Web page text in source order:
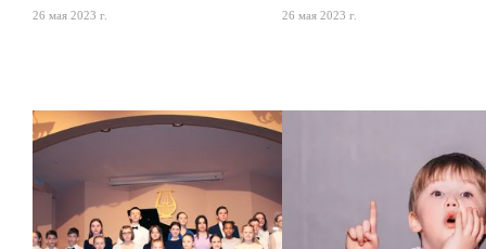
26 мая 2023 г. 26 мая 2023 г.